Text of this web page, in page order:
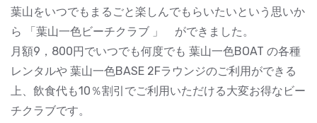
葉山をいつでもまるごと楽しんでもらいたいという思いか
ら 「葉山一色ビーチクラブ 」 ができました。
月額9，800円でいつでも何度でも 葉山一色BOAT の各種
レンタルや 葉山一色BASE 2Fラウンジのご利用ができる
上、飲食代も10％割引でご利用いただける大変お得なビー
チクラブです。